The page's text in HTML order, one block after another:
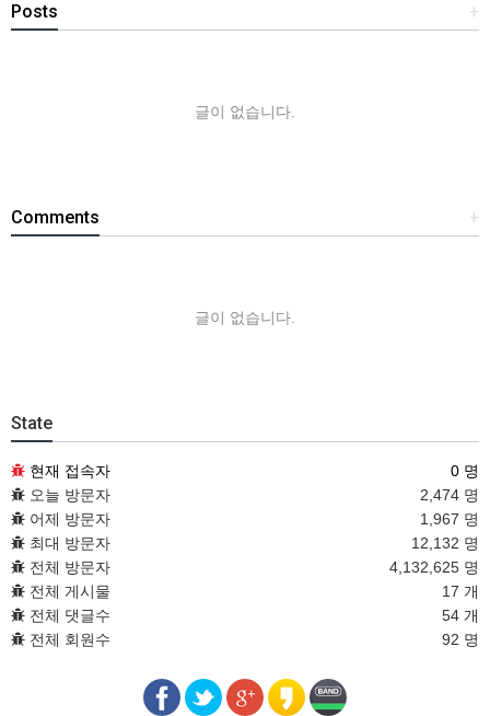
+
Posts
글이 없습니다.
+
Comments
글이 없습니다.
State
현재 접속자
0 명
오늘 방문자
2,474 명
어제 방문자
1,967 명
최대 방문자
12,132 명
전체 방문자
4,132,625 명
전체 게시물
17 개
전체 댓글수
54 개
전체 회원수
92 명